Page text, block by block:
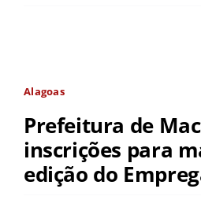
Alagoas
Prefeitura de
inscrições para
edição do